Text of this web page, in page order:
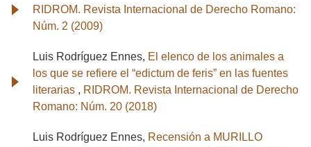
RIDROM. Revista Internacional de Derecho Romano:
Núm. 2 (2009)
Luis Rodríguez Ennes, El elenco de los animales a
los que se refiere el “edictum de feris” en las fuentes
literarias , RIDROM. Revista Internacional de Derecho
Romano: Núm. 20 (2018)
Luis Rodríguez Ennes, Recensión a MURILLO